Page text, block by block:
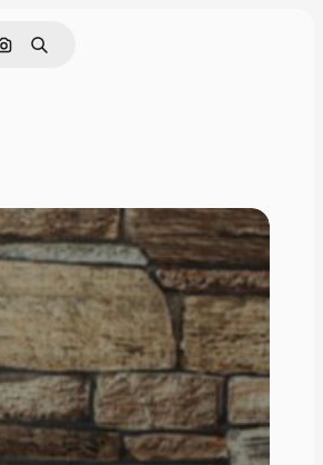
Поиск по изображению
Поиск